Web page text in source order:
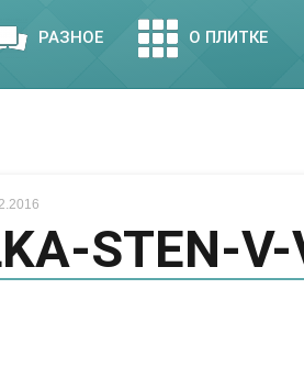
РАЗНОЕ О ПЛИТКЕ
STEN-